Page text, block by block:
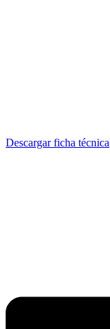
Descargar ficha técnica